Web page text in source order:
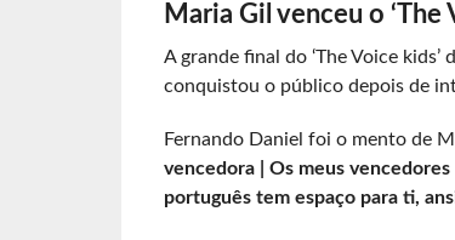
Maria Gil venceu o ‘The
A grande final do ‘The Voice
conquistou o público depois de
Fernando Daniel foi o mento de
vencedora | Os meus
português tem espaço para ti,